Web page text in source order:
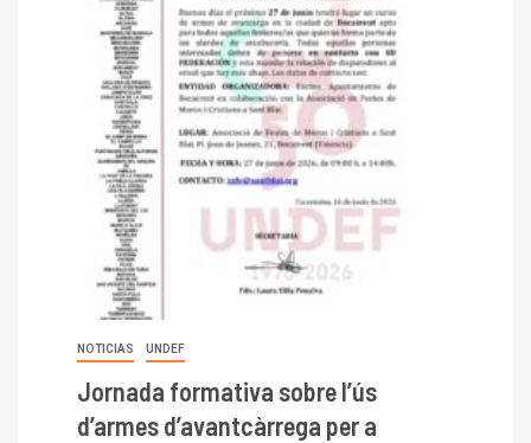
NOTICIAS UNDEF
Jornada formativa sobre l’ús
d’armes d’avantcàrrega per a